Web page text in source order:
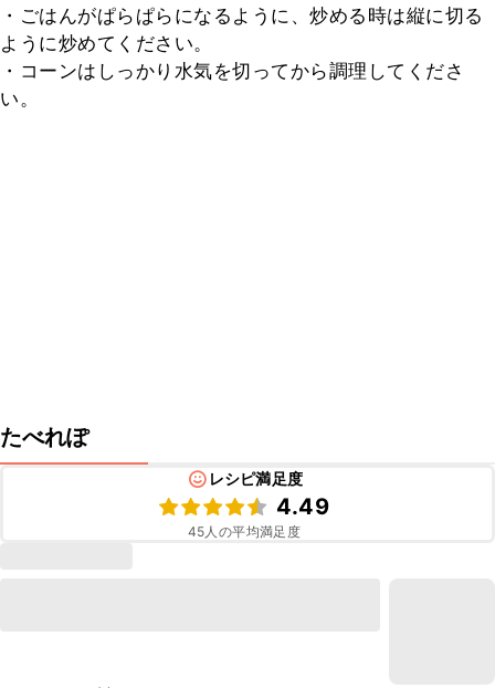
・ごはんがぱらぱらになるように、炒める時は縦に切る
ように炒めてください。
・コーンはしっかり水気を切ってから調理してくださ
い。
たべれぽ
レシピ満足度
4.49
45人の平均満足度